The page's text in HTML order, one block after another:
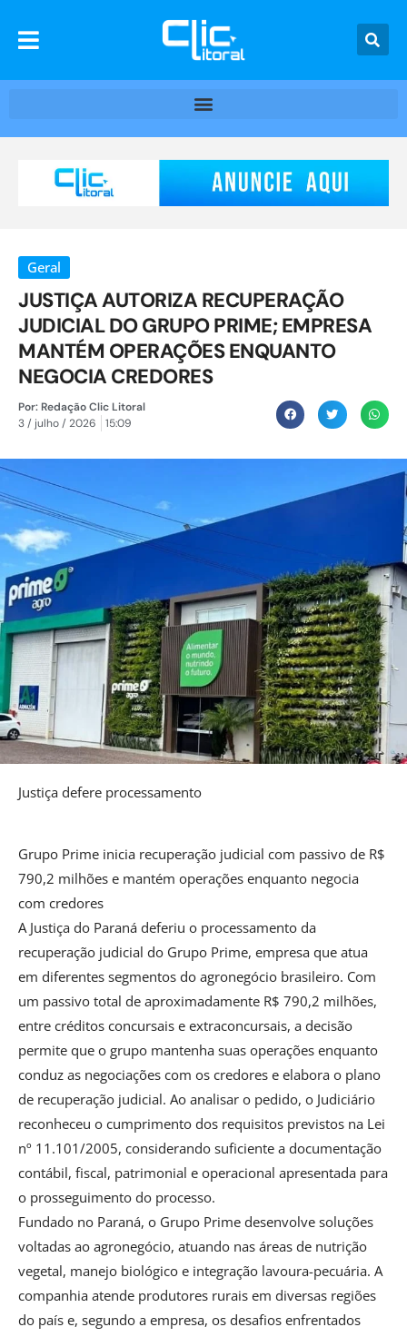
Geral
JUSTIÇA AUTORIZA RECUPERAÇÃO
JUDICIAL DO GRUPO PRIME; EMPRESA
MANTÉM OPERAÇÕES ENQUANTO
NEGOCIA CREDORES
Por:Redação Clic Litoral
3 / julho / 2026
15:09
Justiça defere processamento
Grupo Prime inicia recuperação judicial com passivo de R$
790,2 milhões e mantém operações enquanto negocia
com credores
A Justiça do Paraná deferiu o processamento da
recuperação judicial do Grupo Prime, empresa que atua
em diferentes segmentos do agronegócio brasileiro. Com
um passivo total de aproximadamente R$ 790,2 milhões,
entre créditos concursais e extraconcursais, a decisão
permite que o grupo mantenha suas operações enquanto
conduz as negociações com os credores e elabora o plano
de recuperação judicial. Ao analisar o pedido, o Judiciário
reconheceu o cumprimento dos requisitos previstos na Lei
nº 11.101/2005, considerando suficiente a documentação
contábil, fiscal, patrimonial e operacional apresentada para
o prosseguimento do processo.
Fundado no Paraná, o Grupo Prime desenvolve soluções
voltadas ao agronegócio, atuando nas áreas de nutrição
vegetal, manejo biológico e integração lavoura-pecuária. A
companhia atende produtores rurais em diversas regiões
do país e, segundo a empresa, os desafios enfrentados